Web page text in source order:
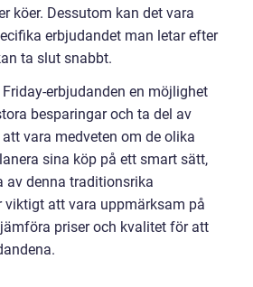
köer. Dessutom kan det vara
erbjudandet man letar efter
ta slut snabbt.
erbjudanden en möjlighet
besparingar och ta del av
vara medveten om de olika
sina köp på ett smart sätt,
av denna traditionsrika
viktigt att vara uppmärksam på
priser och kvalitet för att